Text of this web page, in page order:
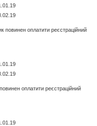
повинен оплатити реєстраційний
оплатити реєстраційний